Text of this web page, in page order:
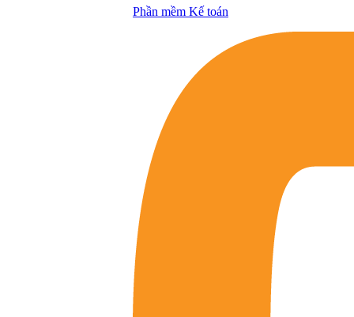
Phần mềm Kế toán